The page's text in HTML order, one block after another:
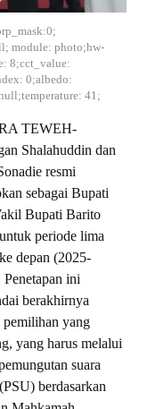
module: photo;hw-
8;cct_value:
0;albedo:
41;
TEWEH-
Shalahuddin dan
resmi
sebagai Bupati
Bupati Barito
periode lima
depan (2025-
Penetapan ini
berakhirnya
pemilihan yang
yang harus melalui
suara
berdasarkan